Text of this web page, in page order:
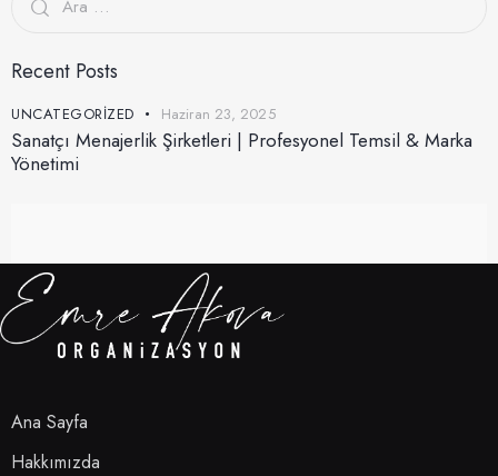
Recent Posts
UNCATEGORIZED Haziran 23, 2025
Sanatçı Menajerlik Şirketleri | Profesyonel Temsil & Marka
Yönetimi
Ana Sayfa
Hakkımızda